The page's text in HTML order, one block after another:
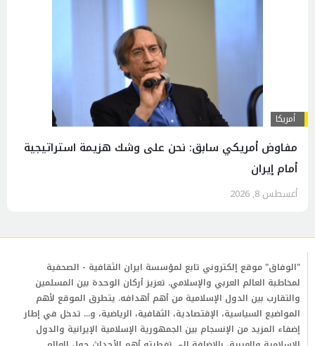
أمريكا
مفاوض أمريكي سابق: نحن على وشك هزيمة استراتيجية
أمام إيران
أغسطس 8, 2026
"الوفاق" موقع إلكتروني تابع لمؤسسة ايران الثقافية - الصحفية
لمخاطبة العالم العربي والإسلامي. تعزيز أركان الوحدة بين المسلمين
والتقارب بين الدول الإسلامية من أهم أهدافه. يتطرق الموقع لأهم
المواضيع السياسية، الإقتصادية، الثقافية، الرياضية، و... تدخل في إطار
إضفاء المزيد من الإنسجام بين الجمهورية الإسلامية الإيرانية والدول